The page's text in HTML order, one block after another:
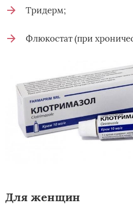
Тридерм;
Флюкостат (при
Для женщин